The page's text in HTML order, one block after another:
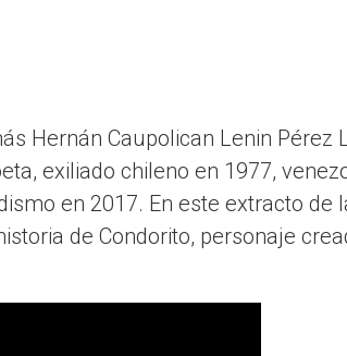
Hernán Caupolican Lenin Pérez
exiliado chileno en 1977,
en 2017. En este extracto de
de Condorito, personaje